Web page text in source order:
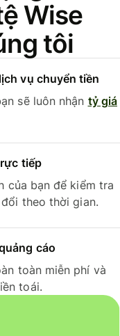
Wise
tôi
vụ chuyển tiền
sẽ luôn nhận tỷ giá
tiếp
của bạn để kiểm tra
theo thời gian.
cáo
toàn miễn phí và
toái.